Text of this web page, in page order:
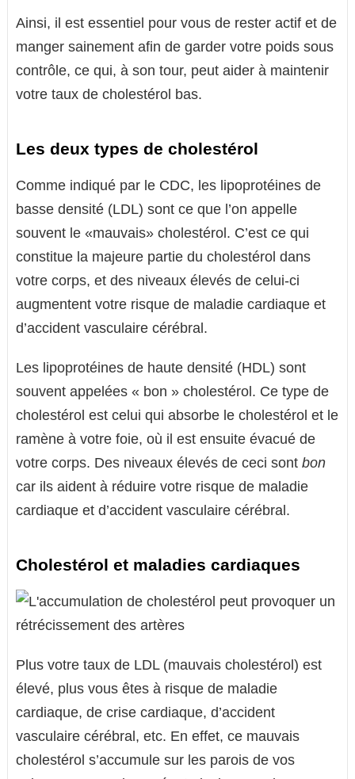
Ainsi, il est essentiel pour vous de rester actif et de
manger sainement afin de garder votre poids sous
contrôle, ce qui, à son tour, peut aider à maintenir
votre taux de cholestérol bas.
Les deux types de cholestérol
Comme indiqué par le CDC, les lipoprotéines de
basse densité (LDL) sont ce que l’on appelle
souvent le «mauvais» cholestérol. C’est ce qui
constitue la majeure partie du cholestérol dans
votre corps, et des niveaux élevés de celui-ci
augmentent votre risque de maladie cardiaque et
d’accident vasculaire cérébral.
Les lipoprotéines de haute densité (HDL) sont
souvent appelées « bon » cholestérol. Ce type de
cholestérol est celui qui absorbe le cholestérol et le
ramène à votre foie, où il est ensuite évacué de
votre corps. Des niveaux élevés de ceci sont bon
car ils aident à réduire votre risque de maladie
cardiaque et d’accident vasculaire cérébral.
Cholestérol et maladies cardiaques
Plus votre taux de LDL (mauvais cholestérol) est
élevé, plus vous êtes à risque de maladie
cardiaque, de crise cardiaque, d’accident
vasculaire cérébral, etc. En effet, ce mauvais
cholestérol s’accumule sur les parois de vos